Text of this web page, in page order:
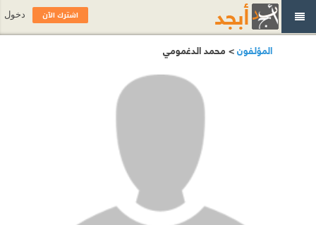
المؤلفون> محمد الدغمومي
اشترك الآن دخول